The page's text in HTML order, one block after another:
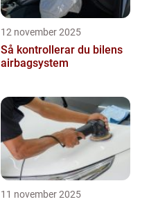
12 november 2025
Så kontrollerar du bilens
airbagsystem
11 november 2025